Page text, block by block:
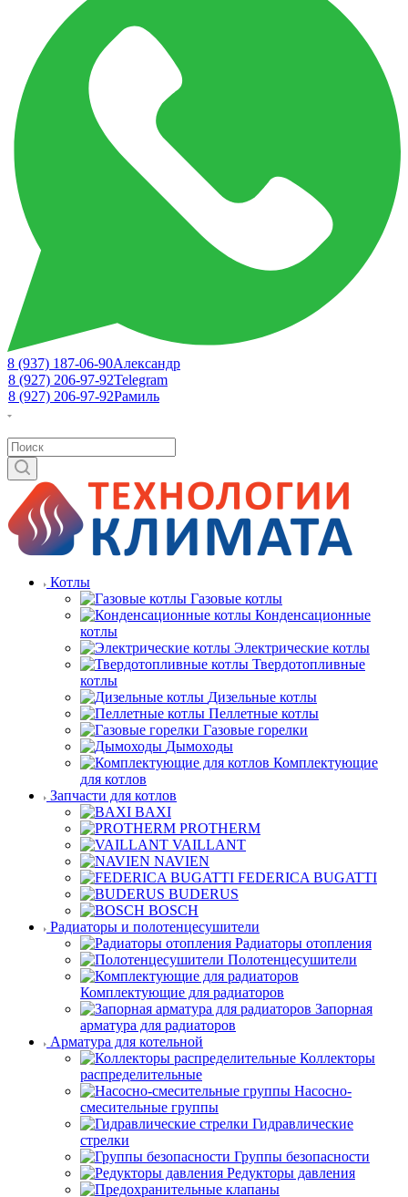
8 (937) 187-06-90Александр
8 (927) 206-97-92Telegram
8 (927) 206-97-92Рамиль
Котлы
Газовые котлы
Конденсационные
котлы
Электрические котлы
Твердотопливные
котлы
Дизельные котлы
Пеллетные котлы
Газовые горелки
Дымоходы
Комплектующие
для котлов
Запчасти для котлов
BAXI
PROTHERM
VAILLANT
NAVIEN
FEDERICA BUGATTI
BUDERUS
BOSCH
Радиаторы и полотенцесушители
Радиаторы отопления
Полотенцесушители
Комплектующие для радиаторов
Запорная
арматура для радиаторов
Арматура для котельной
Коллекторы
распределительные
Насосно-
смесительные группы
Гидравлические
стрелки
Группы безопасности
Редукторы давления